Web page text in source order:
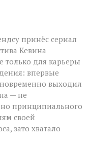
принёс сериал
Кевина
только для карьеры
впервые
выходил
— не
но принципиального
своей
зато хватало